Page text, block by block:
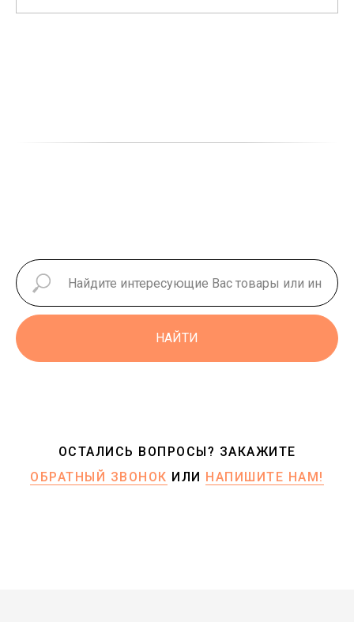
НАЙТИ
ОСТАЛИСЬ ВОПРОСЫ? ЗАКАЖИТЕ
ОБРАТНЫЙ ЗВОНОК ИЛИ НАПИШИТЕ НАМ!